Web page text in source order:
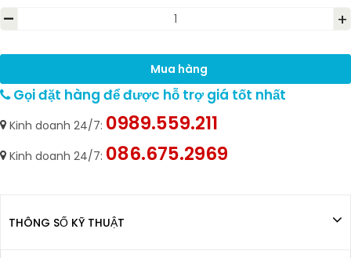
- +
Mua hàng
Gọi đặt hàng để được hỗ trợ giá tốt nhất
Kinh doanh 24/7: 0989.559.211
Kinh doanh 24/7: 086.675.2969
THÔNG SỐ KỸ THUẬT